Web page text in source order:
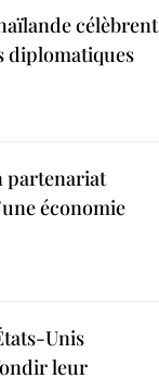
célèbrent
diplomatiques
partenariat
économie
Unis
leur